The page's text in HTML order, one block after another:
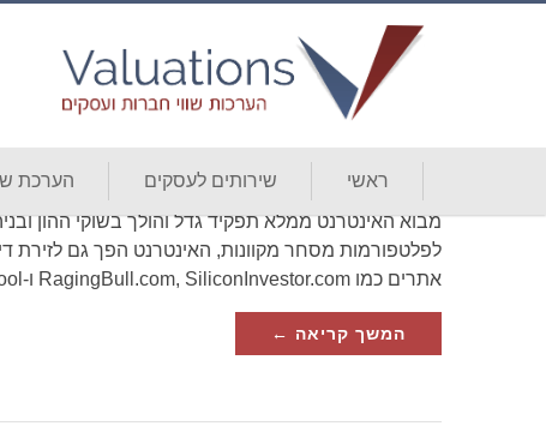
ראשי שירותים לעסקים הערכת
פעילות לוחות המסרים באינטרנט
07/06/2026
מבוא האינטרנט ממלא תפקיד גדל והולך בשוקי ההון
לפלטפורמות מסחר מקוונות, האינטרנט הפך גם לזירת
אתרים כמו RagingBull.com, SiliconInvestor.com ו-The Motley Fool אפשרו…
המשך קריאה ←